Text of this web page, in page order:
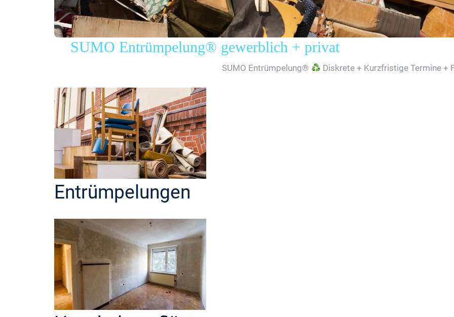
SUMO Entrümpelung® gewerblich + privat
SUMO Entrümpelung® Diskrete + Kurzfristige Termine +
Entrümpelungen